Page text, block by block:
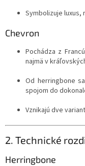
Symbolizuje luxus,
Chevron
Pochádza z
najmä v
Od herringbone
spojom do
Vznikajú dve
2. Technické
Herringbone